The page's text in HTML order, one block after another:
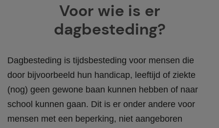
Voor wie is er
dagbesteding?
Dagbesteding is tijdsbesteding voor mensen die
door bijvoorbeeld hun handicap, leeftijd of ziekte
(nog) geen gewone baan kunnen hebben of naar
school kunnen gaan. Dit is er onder andere voor
mensen met een beperking, niet aangeboren